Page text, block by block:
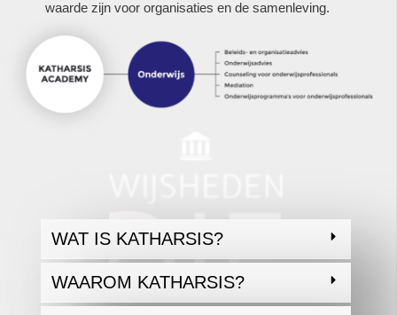
waarde zijn voor organisaties en de samenleving.
WAT IS KATHARSIS?
WAAROM KATHARSIS?